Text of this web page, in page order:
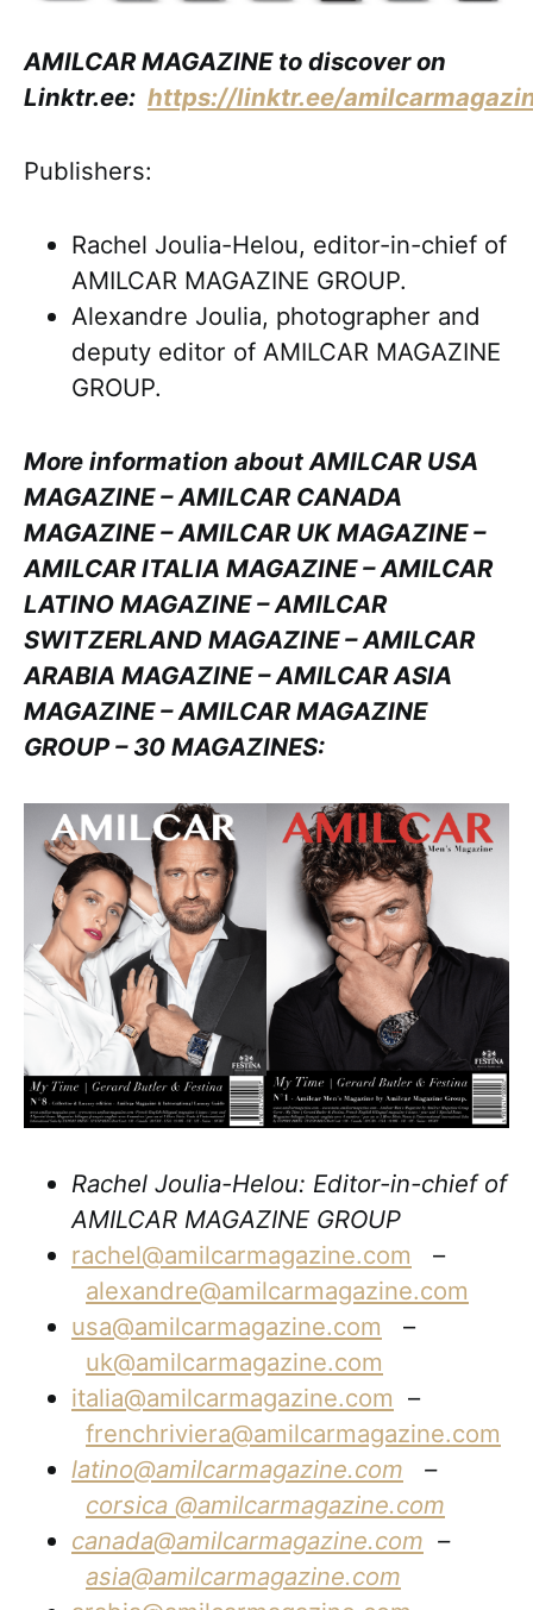
AMILCAR MAGAZINE to discover on
Linktr.ee: https://linktr.ee/
Publishers:
Rachel Joulia-Helou, editor-in-chief of
AMILCAR MAGAZINE GROUP.
Alexandre Joulia, photographer and
deputy editor of AMILCAR MAGAZINE
GROUP.
More information about AMILCAR USA
MAGAZINE – AMILCAR CANADA
MAGAZINE – AMILCAR UK MAGAZINE –
AMILCAR ITALIA MAGAZINE – AMILCAR
LATINO MAGAZINE – AMILCAR
SWITZERLAND MAGAZINE – AMILCAR
ARABIA MAGAZINE – AMILCAR ASIA
MAGAZINE – AMILCAR MAGAZINE
GROUP – 30 MAGAZINES:
Rachel Joulia-Helou: Editor-in-chief of
AMILCAR MAGAZINE GROUP
rachel@amilcarmagazine.com –
alexandre@amilcarmagazine.com
usa@amilcarmagazine.com –
uk@amilcarmagazine.com
italia@amilcarmagazine.com –
frenchriviera@amilcarmagazine.com
latino@amilcarmagazine.com –
corsica @amilcarmagazine.com
canada@amilcarmagazine.com –
asia@amilcarmagazine.com